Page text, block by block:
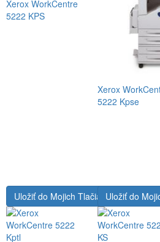
Xerox WorkCentre
5222 KPS
Xerox
5222 Kpse
Uložiť do Mojich TlačiarníUložiť do